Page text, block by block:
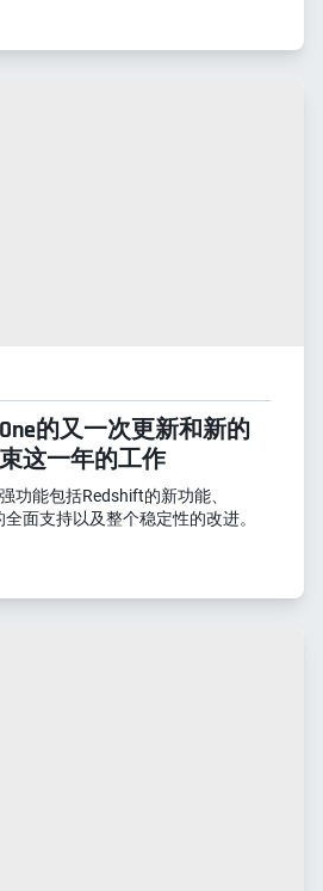
的又一次更新和新的
这一年的工作
功能包括Redshift的新功能、
面支持以及整个稳定性的改进。